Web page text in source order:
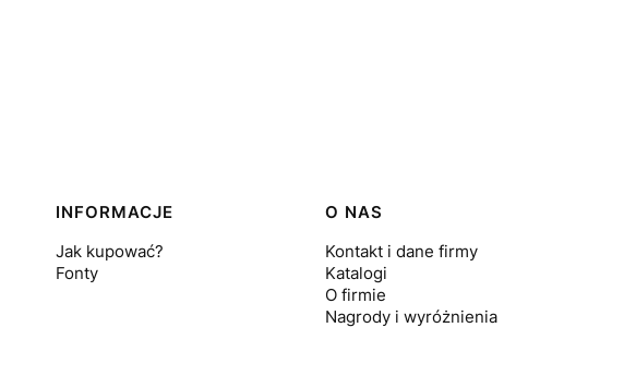
INFORMACJE
Jak kupować?
Fonty
O NAS
Kontakt i dane firmy
Katalogi
O firmie
Nagrody i wyróżnienia